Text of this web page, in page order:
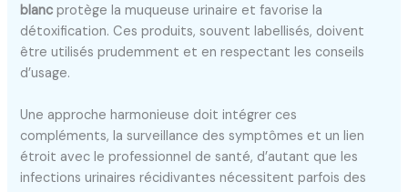
blanc protège la muqueuse urinaire et favorise la
détoxification. Ces produits, souvent labellisés, doivent
être utilisés prudemment et en respectant les conseils
d’usage.
Une approche harmonieuse doit intégrer ces
compléments, la surveillance des symptômes et un lien
étroit avec le professionnel de santé, d’autant que les
infections urinaires récidivantes nécessitent parfois des